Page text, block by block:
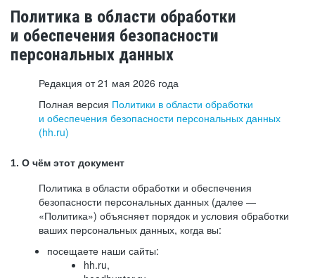
Политика в области обработки
и обеспечения безопасности
персональных данных
Редакция от 21 мая 2026 года
Полная версия Политики в области обработки
и обеспечения безопасности персональных данных
(hh.ru)
1. О чём этот документ
Политика в области обработки и обеспечения
безопасности персональных данных (далее —
«Политика») объясняет порядок и условия обработки
ваших персональных данных, когда вы:
посещаете наши сайты:
hh.ru,